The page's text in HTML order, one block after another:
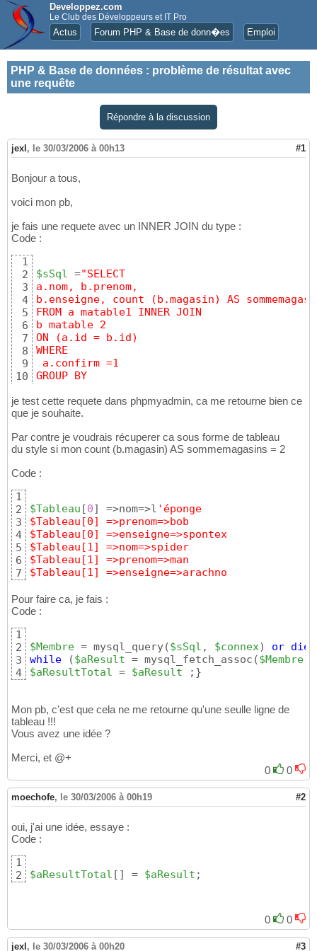
Developpez.com
Le Club des Développeurs et IT Pro
Actus Forum PHP & Base de donn�es Emploi
PHP & Base de données : problème de résultat avec
une requête
Répondre à la discussion
jexl , le 30/03/2006 à 00h13 #1
Bonjour a tous,
voici mon pb,
je fais une requete avec un INNER JOIN du type :
Code :
1
2
3
4
5
6
7
8
9
10
$sSql ="SELECT
a.nom, b.prenom,
b.enseigne, count (b.magasin) AS
FROM a matable1 INNER JOIN
b matable 2
ON (a.id = b.id)
WHERE
a.confirm =1
GROUP BY
je test cette requete dans phpmyadmin, ca me retourne bien ce
que je souhaite.
Par contre je voudrais récuperer ca sous forme de tableau
du style si mon count (b.magasin) AS sommemagasins = 2
Code :
1
2
3
4
5
6
7
$Tableau [0] =>nom=>l 'éponge
$Tableau[0] =>prenom=>bob
$Tableau[0] =>enseigne=>spontex
$Tableau[1] =>nom=>spider
$Tableau[1] =>prenom=>man
$Tableau[1] =>enseigne=>arachno
Pour faire ca, je fais :
Code :
1
2
3
4
$Membre = mysql_query($sSql , $connex) or die
while
($aResult = mysql_fetch_assoc ($Membre)
$aResultTotal = $aResult ; }
Mon pb, c'est que cela ne me retourne qu'une seulle ligne de
tableau !!!
Vous avez une idée ?
Merci, et @+
0
0
moechofe, le 30/03/2006 à 00h19 #2
oui, j'ai une idée, essaye :
Code :
1
2
$aResultTotal [ ] = $aResult ;
0 0
jexl , le 30/03/2006 à 00h20 #3